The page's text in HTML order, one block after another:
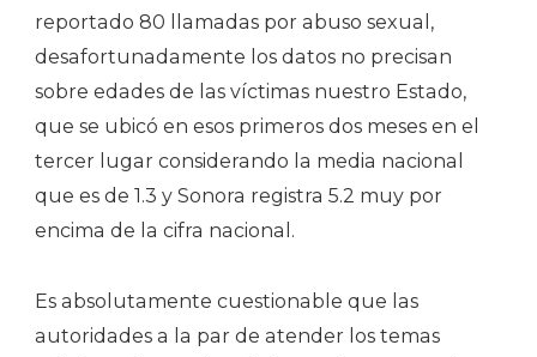
reportado 80 llamadas por abuso sexual,
desafortunadamente los datos no precisan
sobre edades de las víctimas nuestro Estado,
que se ubicó en esos primeros dos meses en el
tercer lugar considerando la media nacional
que es de 1.3 y Sonora registra 5.2 muy por
encima de la cifra nacional.
Es absolutamente cuestionable que las
autoridades a la par de atender los temas